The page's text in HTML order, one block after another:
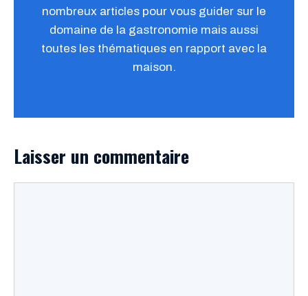
nombreux articles pour vous guider sur le
domaine de la gastronomie mais aussi
toutes les thématiques en rapport avec la
maison.
Laisser un commentaire